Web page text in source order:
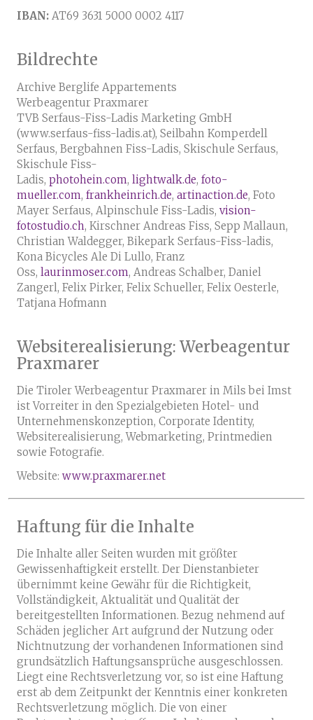
IBAN: AT69 3631 5000 0002 4117
Bildrechte
Archive Berglife Appartements
Werbeagentur Praxmarer
TVB Serfaus-Fiss-Ladis Marketing GmbH
(www.serfaus-fiss-ladis.at), Seilbahn Komperdell
Serfaus, Bergbahnen Fiss-Ladis, Skischule Serfaus,
Skischule Fiss-
Ladis, photohein.com, lightwalk.de, foto-
mueller.com, frankheinrich.de, artinaction.de, Foto
Mayer Serfaus, Alpinschule Fiss-Ladis, vision-
fotostudio.ch, Kirschner Andreas Fiss, Sepp Mallaun,
Christian Waldegger, Bikepark Serfaus-Fiss-ladis,
Kona Bicycles Ale Di Lullo, Franz
Oss, laurinmoser.com, Andreas Schalber, Daniel
Zangerl, Felix Pirker, Felix Schueller, Felix Oesterle,
Tatjana Hofmann
Websiterealisierung: Werbeagentur
Praxmarer
Die Tiroler Werbeagentur Praxmarer in Mils bei Imst
ist Vorreiter in den Spezialgebieten Hotel- und
Unternehmenskonzeption, Corporate Identity,
Websiterealisierung, Webmarketing, Printmedien
sowie Fotografie.
Website: www.praxmarer.net
Haftung für die Inhalte
Die Inhalte aller Seiten wurden mit größter
Gewissenhaftigkeit erstellt. Der Dienstanbieter
übernimmt keine Gewähr für die Richtigkeit,
Vollständigkeit, Aktualität und Qualität der
bereitgestellten Informationen. Bezug nehmend auf
Schäden jeglicher Art aufgrund der Nutzung oder
Nichtnutzung der vorhandenen Informationen sind
grundsätzlich Haftungsansprüche ausgeschlossen.
Liegt eine Rechtsverletzung vor, so ist eine Haftung
erst ab dem Zeitpunkt der Kenntnis einer konkreten
Rechtsverletzung möglich. Die von einer